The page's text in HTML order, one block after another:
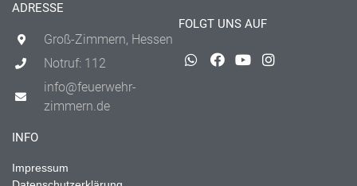
ADRESSE
Groß-Zimmern, Hessen
Notruf: 112
info@feuerwehr-
zimmern.de
FOLGT UNS AUF
INFO
Impressum